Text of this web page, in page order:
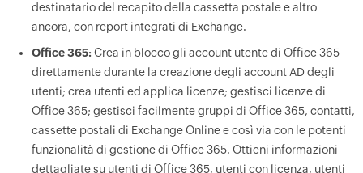
destinatario del recapito della cassetta postale e altro
ancora, con report integrati di Exchange.
Office 365:Crea in blocco gli account utente di Office 365
direttamente durante la creazione degli account AD degli
utenti; crea utenti ed applica licenze; gestisci licenze di
Office 365; gestisci facilmente gruppi di Office 365, contatti,
cassette postali di Exchange Online e così via con le potenti
funzionalità di gestione di Office 365. Ottieni informazioni
dettagliate su utenti di Office 365, utenti con licenza, utenti